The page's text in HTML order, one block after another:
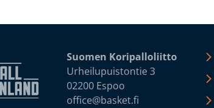
Suomen Koripalloliitto
Urheilupuistontie 3
02200 Espoo
office@basket.fi